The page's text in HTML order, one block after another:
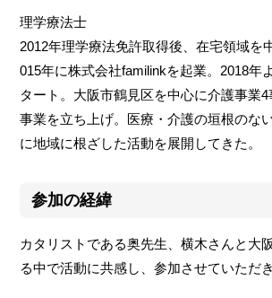
理学療法士
2012年理学療法免許取得後、在宅領域を
015年に株式会社familinkを起業。2018年
タート。大阪市鶴見区を中心に介護事業
事業を立ち上げ。医療・介護の垣根のな
に地域に根ざした活動を展開してきた。
参加の経緯
カタリストである奥先生、横木さんと大
る中で活動に共感し、参加させていただ